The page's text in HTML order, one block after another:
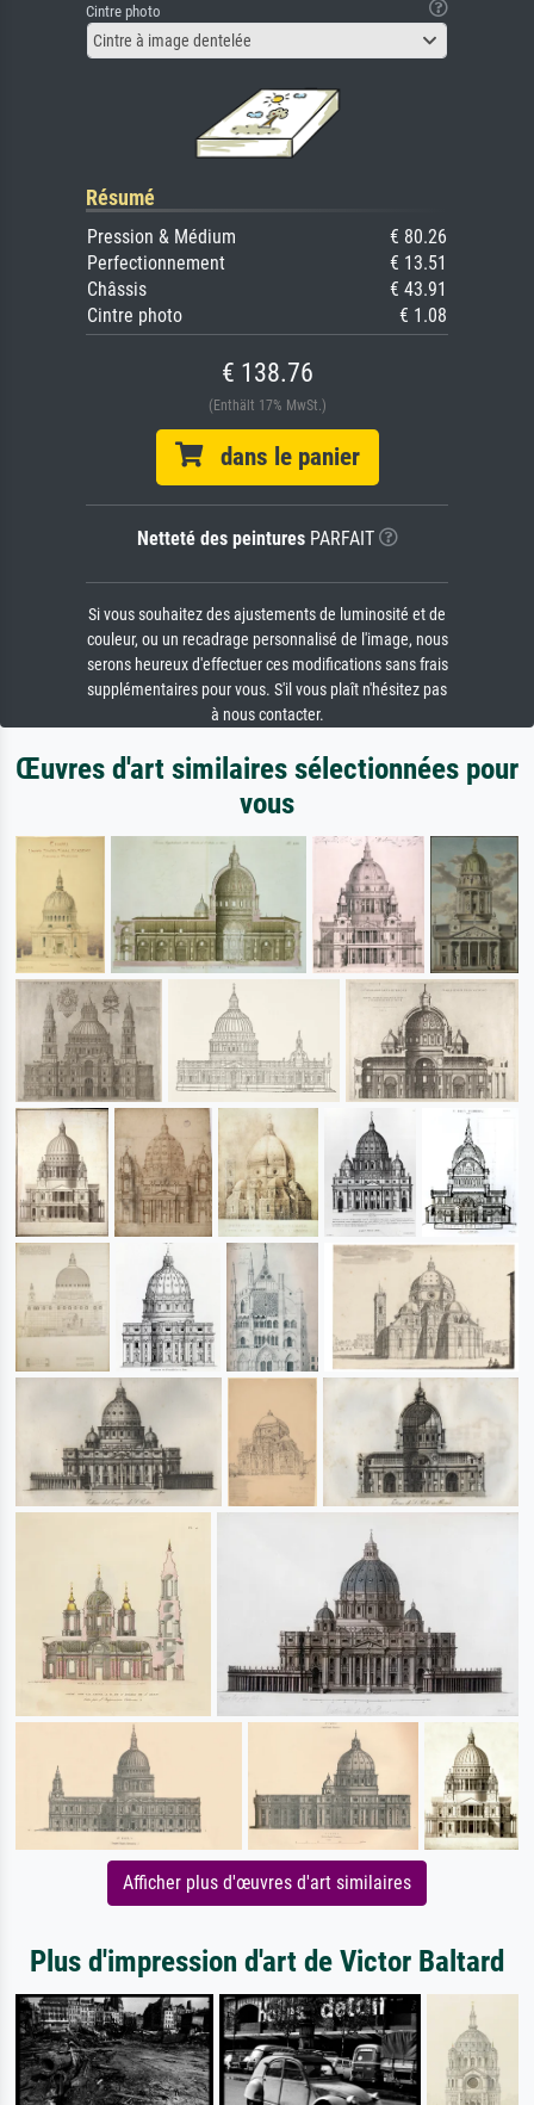
Cintre photo
Cintre à image dentelée
Résumé
Pression & Médium
€ 80.26
Perfectionnement
€ 13.51
Châssis
€ 43.91
Cintre photo
€ 1.08
€ 138.76
(Enthält 17% MwSt.)
dans le panier
Netteté des peinturesPARFAIT
Si vous souhaitez des ajustements de luminosité et de
couleur, ou un recadrage personnalisé de l'image, nous
serons heureux d'effectuer ces modifications sans frais
supplémentaires pour vous. S'il vous plaît n'hésitez pas
à nous contacter.
Œuvres d'art similaires sélectionnées pour
vous
Afficher plus d'œuvres d'art similaires
Plus d'impression d'art de Victor Baltard